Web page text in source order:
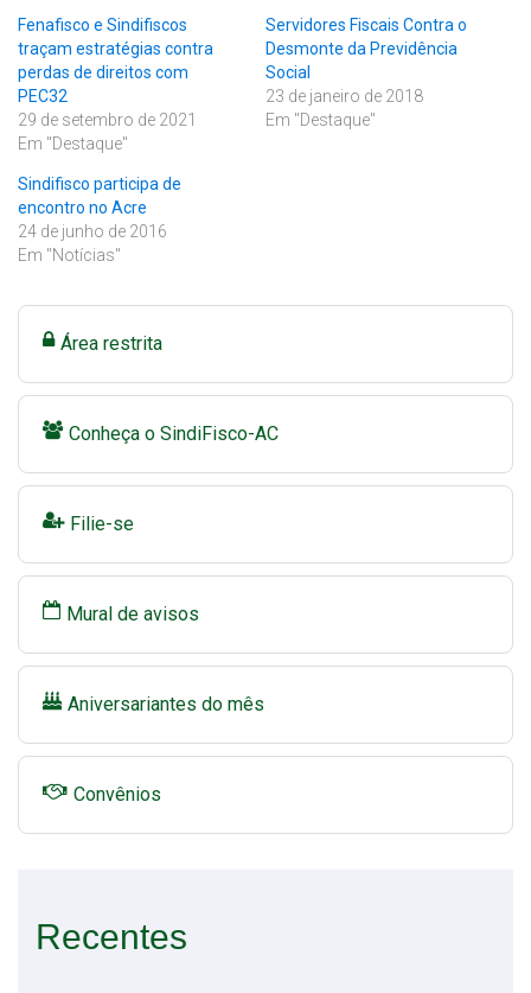
Fenafisco e Sindifiscos
traçam estratégias contra
perdas de direitos com
PEC32
29 de setembro de 2021
Em "Destaque"
Servidores Fiscais Contra o
Desmonte da Previdência
Social
23 de janeiro de 2018
Em "Destaque"
Sindifisco participa de
encontro no Acre
24 de junho de 2016
Em "Notícias"
Área restrita
Conheça o SindiFisco-AC
Filie-se
Mural de avisos
Aniversariantes do mês
Convênios
Recentes